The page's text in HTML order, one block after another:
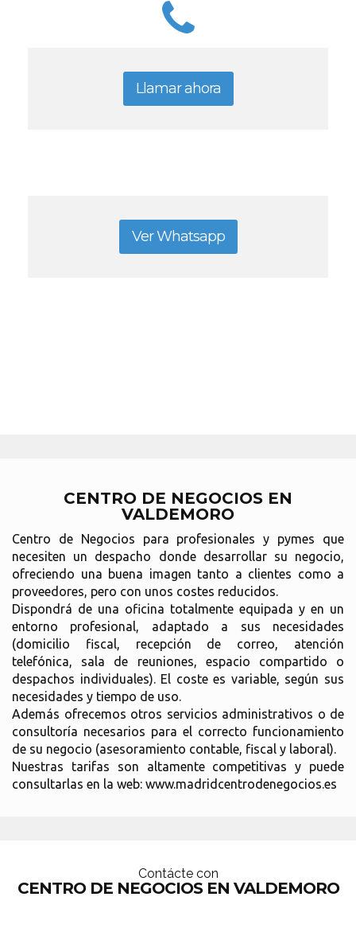
Llamar ahora
Ver Whatsapp
CENTRO DE NEGOCIOS EN
VALDEMORO
Centro de Negocios para profesionales y pymes que
necesiten un despacho donde desarrollar su negocio,
ofreciendo una buena imagen tanto a clientes como a
proveedores, pero con unos costes reducidos.
Dispondrá de una oficina totalmente equipada y en un
entorno profesional, adaptado a sus necesidades
(domicilio fiscal, recepción de correo, atención
telefónica, sala de reuniones, espacio compartido o
despachos individuales). El coste es variable, según sus
necesidades y tiempo de uso.
Además ofrecemos otros servicios administrativos o de
consultoría necesarios para el correcto funcionamiento
de su negocio (asesoramiento contable, fiscal y laboral).
Nuestras tarifas son altamente competitivas y puede
consultarlas en la web: www.madridcentrodenegocios.es
Contácte con
CENTRO DE NEGOCIOS EN VALDEMORO